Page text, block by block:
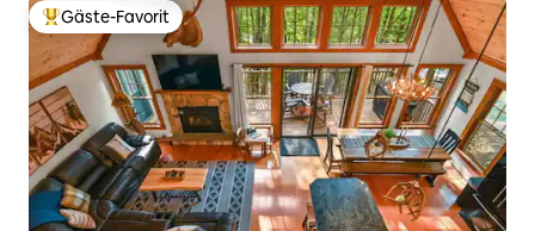
Beliebter Gäste-Favorit.
Gäste-Favorit